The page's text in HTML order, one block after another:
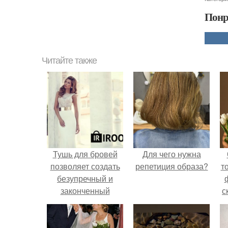
Читайте также
Тушь для бровей
позволяет создать
безупречный и
законченный
макияж.
Для чего нужна
репетиция образа?